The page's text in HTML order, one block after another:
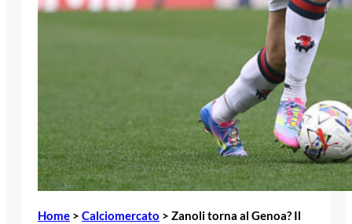
Home > Calciomercato > Zanoli torna al Genoa? Il